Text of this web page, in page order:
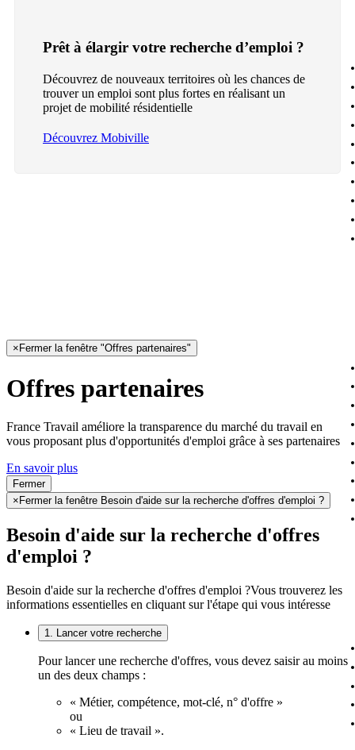
Prêt à élargir votre recherche d’emploi ?
Découvrez de nouveaux territoires où les chances de
trouver un emploi sont plus fortes en réalisant un
projet de mobilité résidentielle
Découvrez Mobiville
× Fermer la fenêtre "Offres partenaires"
Offres partenaires
France Travail améliore la transparence du marché du travail en
vous proposant plus d'opportunités d'emploi grâce à ses partenaires
En savoir plus
Fermer
× Fermer la fenêtre Besoin d'aide sur la recherche d'offres d'emploi ?
Besoin d'aide sur la recherche d'offres
d'emploi ?
Besoin d'aide sur la recherche d'offres d'emploi ?Vous trouverez les
informations essentielles en cliquant sur l'étape qui vous intéresse
1. Lancer votre recherche
Pour lancer une recherche d'offres, vous devez saisir au moins
un des deux champs :
« Métier, compétence, mot-clé, n° d'offre »
ou
« Lieu de travail ».